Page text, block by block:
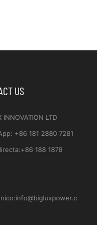
US
INNOVATION LTD
: +86 181 2880 7281
+86 188 1878
info@bigluxpower.c